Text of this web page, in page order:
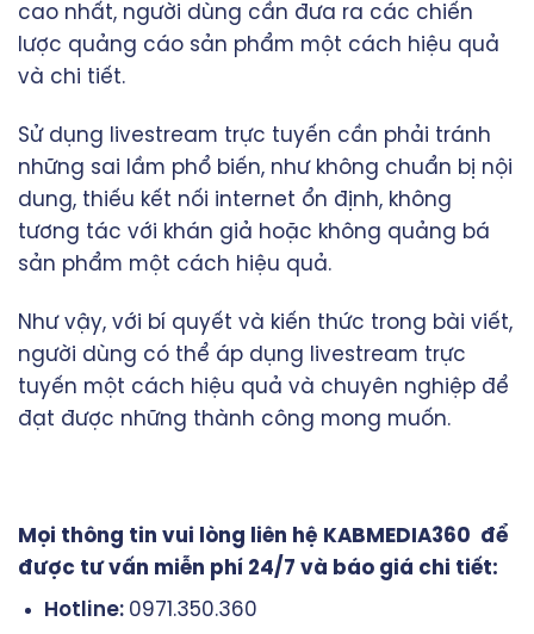
cao nhất, người dùng cần đưa ra các chiến
lược quảng cáo sản phẩm một cách hiệu quả
và chi tiết.
Sử dụng livestream trực tuyến cần phải tránh
những sai lầm phổ biến, như không chuẩn bị nội
dung, thiếu kết nối internet ổn định, không
tương tác với khán giả hoặc không quảng bá
sản phẩm một cách hiệu quả.
Như vậy, với bí quyết và kiến thức trong bài viết,
người dùng có thể áp dụng livestream trực
tuyến một cách hiệu quả và chuyên nghiệp để
đạt được những thành công mong muốn.
Mọi thông tin vui lòng liên hệ KABMEDIA360 để
được tư vấn miễn phí 24/7 và báo giá chi tiết:
Hotline: 0971.350.360